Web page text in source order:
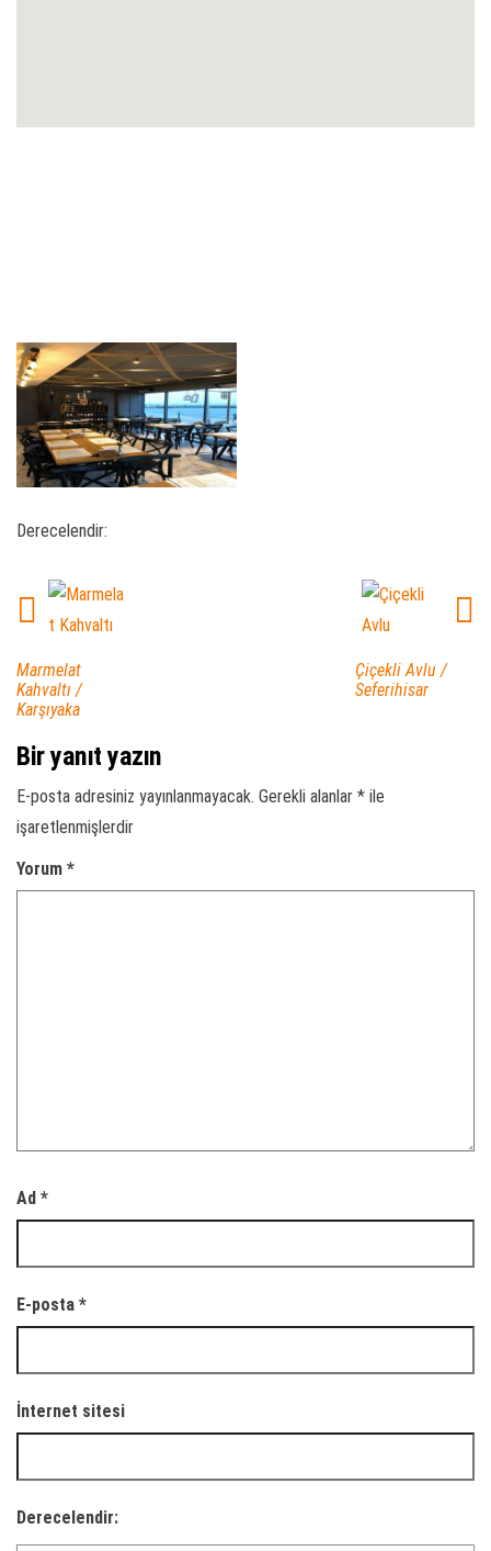
Derecelendir:
Marmelat
Kahvaltı /
Karşıyaka
Çiçekli Avlu /
Seferihisar
Bir yanıt yazın
E-posta adresiniz yayınlanmayacak. Gerekli alanlar * ile
işaretlenmişlerdir
Yorum *
Ad *
E-posta *
İnternet sitesi
Derecelendir: